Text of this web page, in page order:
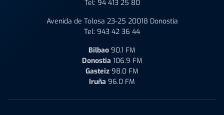
Tel: 94 413 25 80
Avenida de Tolosa 23-25 20018 Donostia
Tel: 943 42 36 44
Bilbao 90.1 FM
Donostia 106.9 FM
Gasteiz 98.0 FM
Iruña 96.0 FM